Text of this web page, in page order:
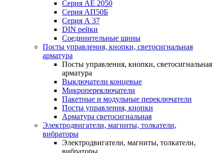
Серия АЕ 2050
Серия АП50Б
Серия А 37
DIN рейки
Соединительные шины
Посты управления, кнопки, светосигнальная
арматура
Посты управления, кнопки, светосигнальная
арматура
Выключатели концевые
Микропереключатели
Пакетные и модульные переключатели
Посты управления, кнопки
Арматура светосигнальная
Электродвигатели, магниты, толкатели,
вибраторы
Электродвигатели, магниты, толкатели,
вибраторы